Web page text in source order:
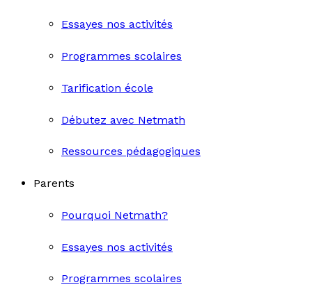
Essayes nos activités
Programmes scolaires
Tarification école
Débutez avec Netmath
Ressources pédagogiques
Parents
Pourquoi Netmath?
Essayes nos activités
Programmes scolaires